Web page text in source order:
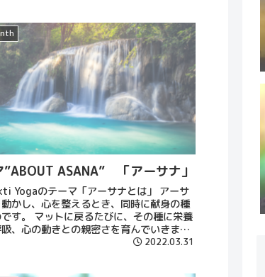
ASANA” 「アーサナ」
Yogaのテーマ「アーサナとは」 アーサ
かし、心を整えるとき、同時に献身の種
す。 マットに戻るたびに、その種に栄養
、心の動きとの親密さを育んでいきま
2022.03.31